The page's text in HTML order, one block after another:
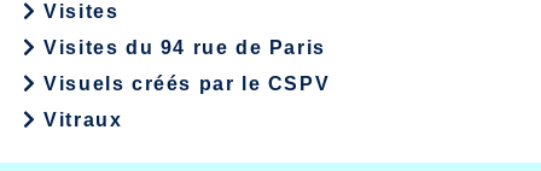
Visites
Visites du 94 rue de Paris
Visuels créés par le CSPV
Vitraux